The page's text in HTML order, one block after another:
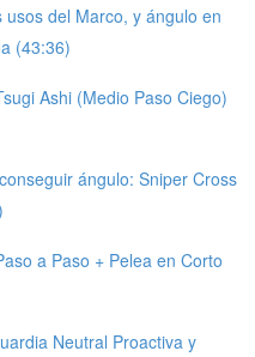
del Marco, y ángulo en
(43:36)
Ashi (Medio Paso Ciego)
ángulo: Sniper Cross
a Paso + Pelea en Corto
Neutral Proactiva y